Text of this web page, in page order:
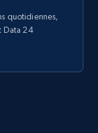
quotidiennes,
Data 24